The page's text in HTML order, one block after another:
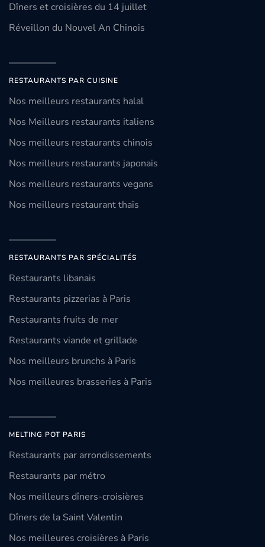
Dîners et croisières du 14 juillet
Réveillon du Nouvel An Chinois
RESTAURANTS PAR CUISINE
Nos meilleurs restaurants halal
Nos Meilleurs restaurants italiens
Nos meilleurs restaurants chinois
Nos meilleurs restaurants japonais
Nos meilleurs restaurants vegans
Nos meilleurs restaurant thaïs
RESTAURANTS PAR SPÉCIALITÉS
Restaurants libanais
Restaurants pizzerias à Paris
Restaurants fruits de mer
Restaurants viande et grillade
Nos meilleurs brunchs à Paris
Nos meilleures brasseries à Paris
MELTING POT PARIS
Restaurants par arrondissements
Restaurants par métro
Nos meilleurs dîners-croisières
Dîners de la Saint Valentin
Nos meilleures croisières à Paris